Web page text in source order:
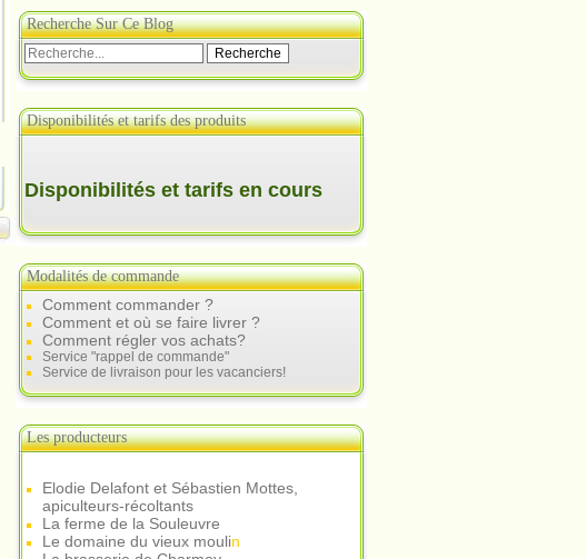
Recherche Sur Ce Blog
Disponibilités et tarifs des produits
Disponibilités et tarifs en cours
Modalités de commande
Comment commander ?
Comment et où se faire livrer ?
Comment régler vos achats?
Service "rappel de commande"
Service de livraison pour les vacanciers!
Les producteurs
Elodie Delafont et Sébastien Mottes,
apiculteurs-récoltants
La ferme de la Souleuvre
Le domaine du vieux moulin